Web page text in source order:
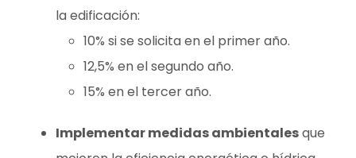
la edificación:
10% si se solicita en el primer año.
12,5% en el segundo año.
15% en el tercer año.
Implementar medidas ambientalesque